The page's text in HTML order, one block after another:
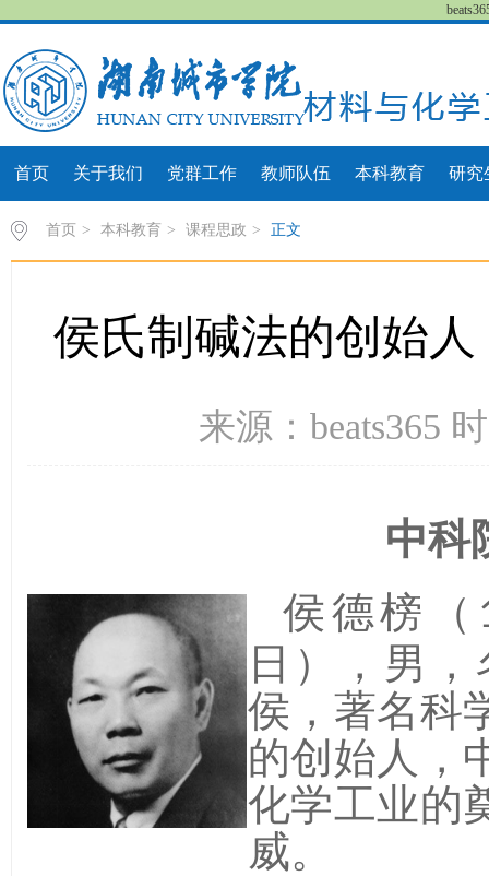
首页 关于我们 党群工作 教师队伍 本科教育 研究
首页 > 本科教育 > 课程思政 > 正文
侯氏制碱法的创始
来源：beats365
中科
侯德榜（
日），男
侯，著名科
的创始人，
化学工业的
威。